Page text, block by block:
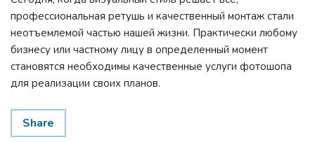
профессиональная ретушь и качественный монтаж стали
неотъемлемой частью нашей жизни. Практически любому
бизнесу или частному лицу в определенный момент
становятся необходимы качественные услуги фотошопа
для реализации своих планов.
Share